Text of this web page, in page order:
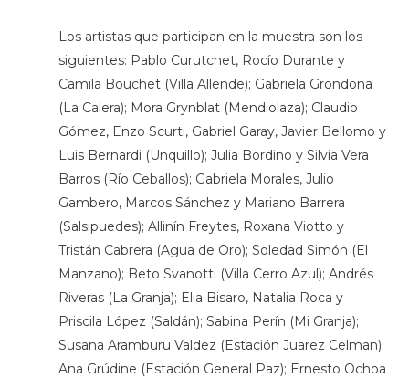
Los artistas que participan en la muestra son los
siguientes: Pablo Curutchet, Rocío Durante y
Camila Bouchet (Villa Allende); Gabriela Grondona
(La Calera); Mora Grynblat (Mendiolaza); Claudio
Gómez, Enzo Scurti, Gabriel Garay, Javier Bellomo y
Luis Bernardi (Unquillo); Julia Bordino y Silvia Vera
Barros (Río Ceballos); Gabriela Morales, Julio
Gambero, Marcos Sánchez y Mariano Barrera
(Salsipuedes); Allinín Freytes, Roxana Viotto y
Tristán Cabrera (Agua de Oro); Soledad Simón (El
Manzano); Beto Svanotti (Villa Cerro Azul); Andrés
Riveras (La Granja); Elia Bisaro, Natalia Roca y
Priscila López (Saldán); Sabina Perín (Mi Granja);
Susana Aramburu Valdez (Estación Juarez Celman);
Ana Grúdine (Estación General Paz); Ernesto Ochoa